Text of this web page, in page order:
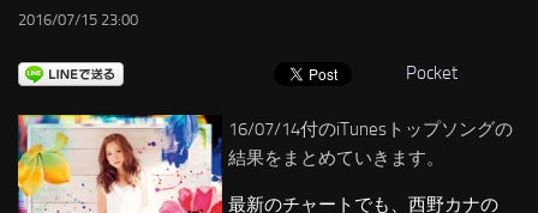
2016/07/15 23:00
Pocket
16/07/14付のiTunesトップソングの
結果をまとめていきます。
最新のチャートでも、西野カナの